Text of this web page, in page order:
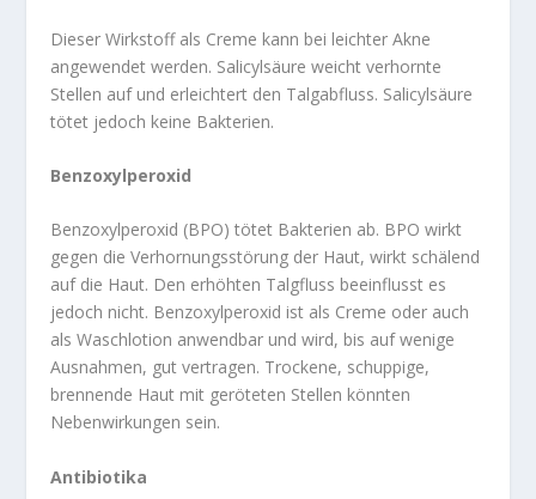
Dieser Wirkstoff als Creme kann bei leichter Akne
angewendet werden. Salicylsäure weicht verhornte
Stellen auf und erleichtert den Talgabfluss. Salicylsäure
tötet jedoch keine Bakterien.
Benzoxylperoxid
Benzoxylperoxid (BPO) tötet Bakterien ab. BPO wirkt
gegen die Verhornungsstörung der Haut, wirkt schälend
auf die Haut. Den erhöhten Talgfluss beeinflusst es
jedoch nicht. Benzoxylperoxid ist als Creme oder auch
als Waschlotion anwendbar und wird, bis auf wenige
Ausnahmen, gut vertragen. Trockene, schuppige,
brennende Haut mit geröteten Stellen könnten
Nebenwirkungen sein.
Antibiotika